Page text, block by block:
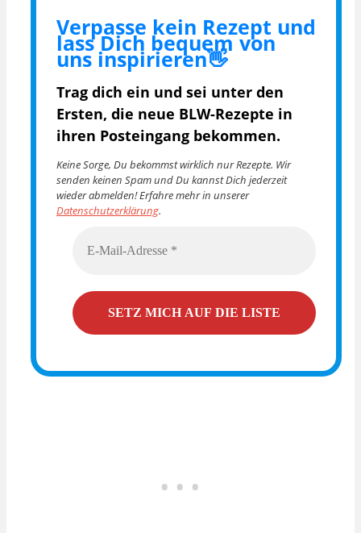
Verpasse kein Rezept und
lass Dich bequem von
uns inspirieren👋
Trag dich ein und sei unter den
Ersten, die neue BLW-Rezepte in
ihren Posteingang bekommen.
Keine Sorge, Du bekommst wirklich nur Rezepte. Wir
senden keinen Spam und Du kannst Dich jederzeit
wieder abmelden! Erfahre mehr in unserer
Datenschutzerklärung.